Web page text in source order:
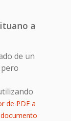
a
de un
de PDF a